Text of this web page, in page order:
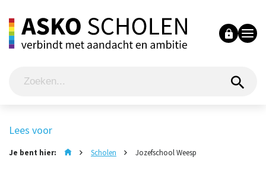
Lees voor
Je bent hier: Scholen Jozefschool Weesp